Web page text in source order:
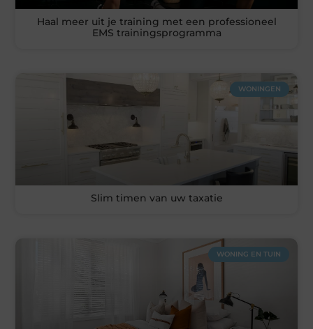
Haal meer uit je training met een professioneel
EMS trainingsprogramma
WONINGEN
Slim timen van uw taxatie
WONING EN TUIN